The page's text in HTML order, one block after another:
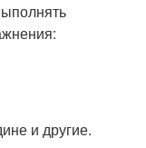
и другие.